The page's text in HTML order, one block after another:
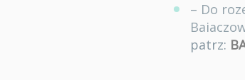
– Do
patrz: